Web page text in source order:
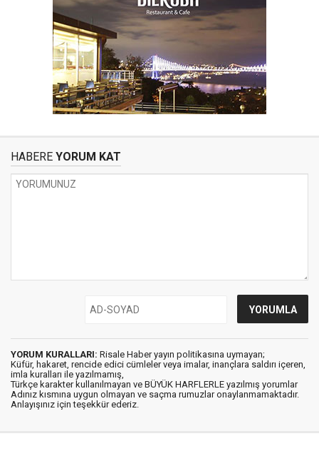
HABERE YORUM KAT
YORUM KURALLARI: Risale Haber yayın politikasına uymayan;
Küfür, hakaret, rencide edici cümleler veya imalar, inançlara saldırı içeren,
imla kuralları ile yazılmamış,
Türkçe karakter kullanılmayan ve BÜYÜK HARFLERLE yazılmış yorumlar
Adınız kısmına uygun olmayan ve saçma rumuzlar onaylanmamaktadır.
Anlayışınız için teşekkür ederiz.